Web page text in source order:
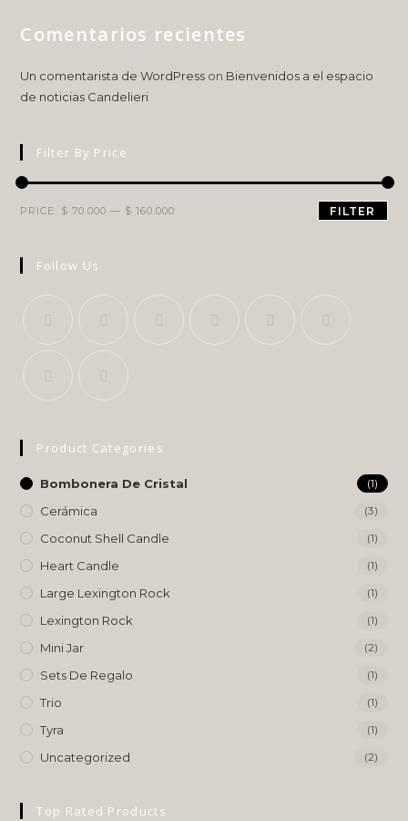
Comentarios recientes
Un comentarista de WordPress on Bienvenidos a el espacio
de noticias Candelieri
Filter By Price
FILTER
PRICE: $ 70.000 — $ 160.000
Follow Us
Product Categories
Bombonera De Cristal (1)
Cerámica (3)
Coconut Shell Candle (1)
Heart Candle (1)
Large Lexington Rock (1)
Lexington Rock (1)
Mini Jar (2)
Sets De Regalo (1)
Trio (1)
Tyra (1)
Uncategorized (2)
Top Rated Products